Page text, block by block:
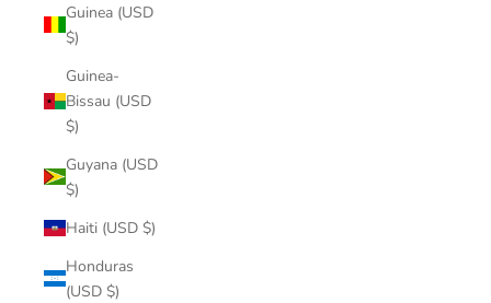
Guinea (USD
$)
Guinea-
Bissau (USD
$)
Guyana (USD
$)
Haiti (USD $)
Honduras
(USD $)